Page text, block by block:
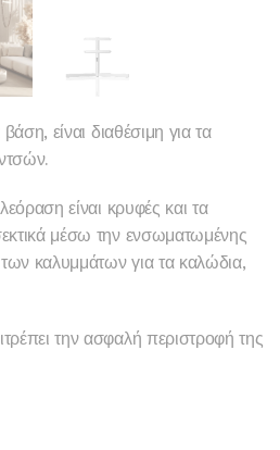
είναι διαθέσιμη για τα
είναι κρυφές και τα
μέσω την ενσωματωμένης
καλυμμάτων για τα καλώδια,
την ασφαλή περιστροφή της